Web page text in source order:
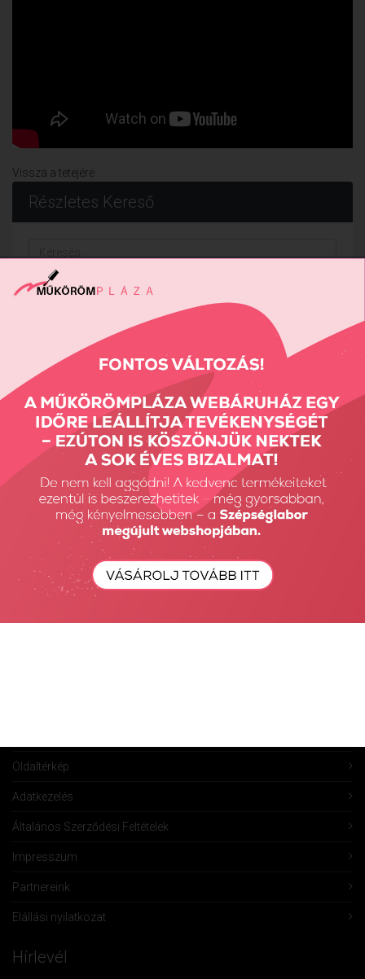
Vissza a tetejére
Részletes Kereső
Keresés
Fiók Karbantartás
Fiókom
Fiók törlése
Rendeléseim
Kívánságlista
Összehasonlítás
Oldaltérkép
Adatkezelés
Általános Szerződési Feltételek
Impresszum
Partnereink
Elállási nyilatkozat
Hírlevél